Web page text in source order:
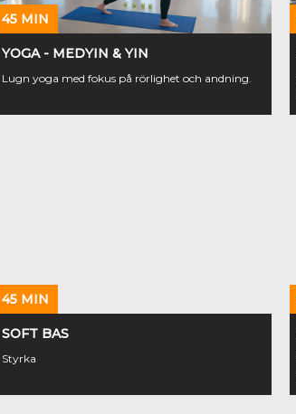
45 MIN
YOGA - MEDYIN & YIN
Lugn yoga med fokus på rörlighet och andning.
45 MIN
SOFT BAS
Styrka